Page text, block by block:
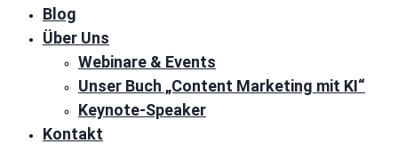
Blog
Über Uns
Webinare & Events
Unser Buch „Content Marketing mit KI“
Keynote-Speaker
Kontakt